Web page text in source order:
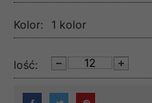
Kolor: 1 kolor
lość: